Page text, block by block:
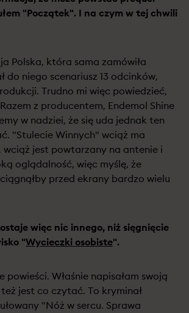
"Początek". I na czym w tej chwili
Polska, która sama zamówiła
do niego scenariusz 13 odcinków,
Trudno mi więc powiedzieć,
z producentem, Endemol Shine
w nadziei, że się uda jednak ten
"Stulecie Winnych" wciąż ma
wciąż jest powtarzany na antenie i
oglądalność, więc myślę, że
przed ekrany bardzo wielu
więc nic innego, niż sięgnięcie
"Wycieczki osobiste".
powieści. Właśnie napisałam swoją
jest co czytać. To kryminał
"Nóż w sercu. Sprawa